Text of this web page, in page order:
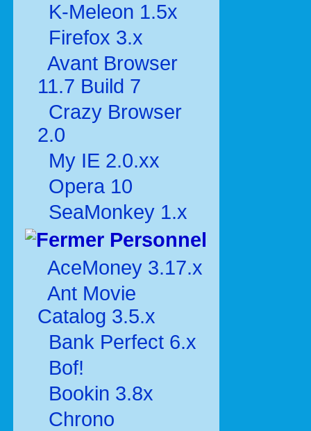
K-Meleon 1.5x
Firefox 3.x
Avant Browser
11.7 Build 7
Crazy Browser
2.0
My IE 2.0.xx
Opera 10
SeaMonkey 1.x
Personnel
AceMoney 3.17.x
Ant Movie
Catalog 3.5.x
Bank Perfect 6.x
Bof!
Bookin 3.8x
Chrono